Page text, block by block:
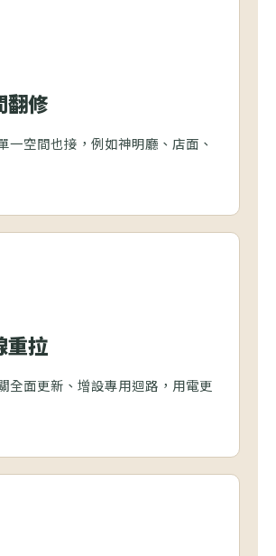
翻修
一空間也接，例如神明廳、店面、
重拉
全面更新、增設專用迴路，用電更